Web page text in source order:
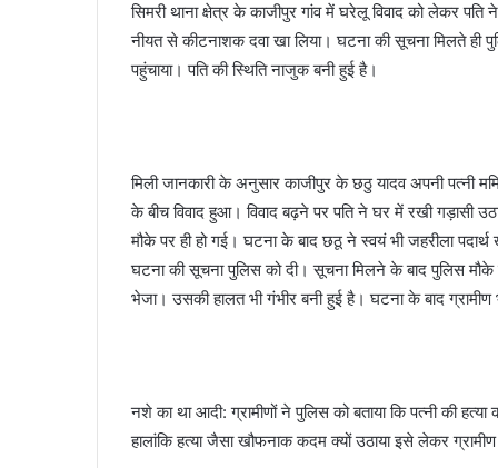
i
l
सिमरी थाना क्षेत्र के काजीपुर गांव में घरेलू विवाद को लेकर पति
नीयत से कीटनाशक दवा खा लिया। घटना की सूचना मिलते
पहुंचाया। पति की स्थिति नाजुक बनी हुई है।
मिली जानकारी के अनुसार काजीपुर के छठु यादव अपनी पत्नी
के बीच विवाद हुआ। विवाद बढ़ने पर पति ने घर में रखी गड़ासी
मौके पर ही हो गई। घटना के बाद छठू ने स्वयं भी जहरीला
घटना की सूचना पुलिस को दी। सूचना मिलने के बाद पुलिस
भेजा। उसकी हालत भी गंभीर बनी हुई है। घटना के बाद
नशे का था आदी: ग्रामीणों ने पुलिस को बताया कि पत्नी की
हालांकि हत्या जैसा खौफनाक कदम क्यों उठाया इसे लेकर